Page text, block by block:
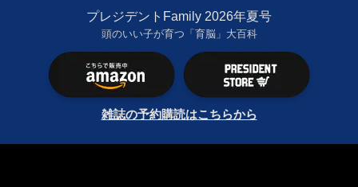
プレジデントFamily 2026年夏号
頭のいい子が育つ「育脳」大百科
雑誌の予約購読はこちらから